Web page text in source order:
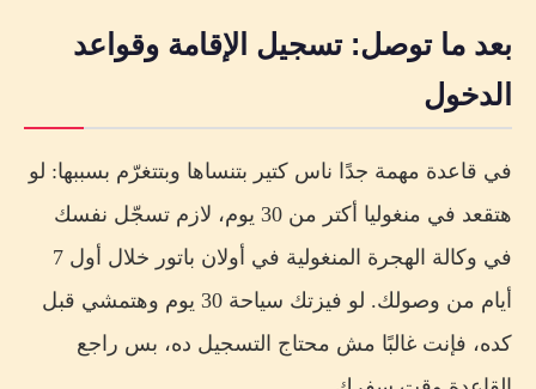
بعد ما توصل: تسجيل الإقامة وقواعد
الدخول
في قاعدة مهمة جدًا ناس كتير بتنساها وبتتغرّم بسببها: لو
هتقعد في منغوليا أكتر من 30 يوم، لازم تسجّل نفسك
في وكالة الهجرة المنغولية في أولان باتور خلال أول 7
أيام من وصولك. لو فيزتك سياحة 30 يوم وهتمشي قبل
كده، فإنت غالبًا مش محتاج التسجيل ده، بس راجع